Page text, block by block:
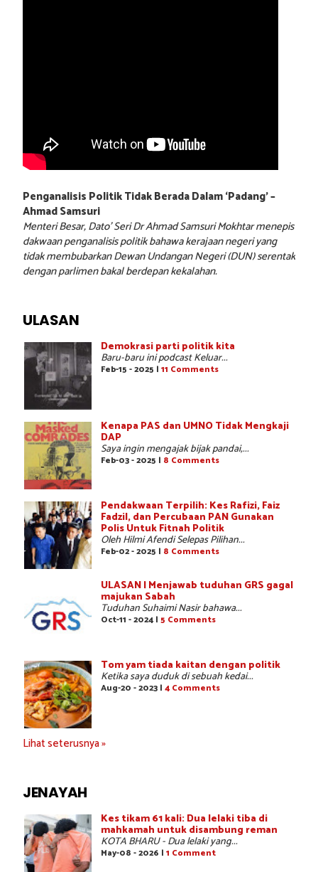
Penganalisis Politik Tidak Berada Dalam ‘Padang’ –
Ahmad Samsuri
Menteri Besar, Dato’ Seri Dr Ahmad Samsuri Mokhtar menepis
dakwaan penganalisis politik bahawa kerajaan negeri yang
tidak membubarkan Dewan Undangan Negeri (DUN) serentak
dengan parlimen bakal berdepan kekalahan.
ULASAN
Demokrasi parti politik kita
Baru-baru ini podcast Keluar...
Feb-15 - 2025 | 11 Comments
Kenapa PAS dan UMNO Tidak Mengkaji
DAP
Saya ingin mengajak bijak pandai,...
Feb-03 - 2025 | 8 Comments
Pendakwaan Terpilih: Kes Rafizi, Faiz
Fadzil, dan Percubaan PAN Gunakan
Polis Untuk Fitnah Politik
Oleh Hilmi Afendi Selepas Pilihan...
Feb-02 - 2025 | 8 Comments
ULASAN | Menjawab tuduhan GRS gagal
majukan Sabah
Tuduhan Suhaimi Nasir bahawa...
Oct-11 - 2024 | 5 Comments
Tom yam tiada kaitan dengan politik
Ketika saya duduk di sebuah kedai...
Aug-20 - 2023 | 4 Comments
Lihat seterusnya »
JENAYAH
Kes tikam 61 kali: Dua lelaki tiba di
mahkamah untuk disambung reman
KOTA BHARU - Dua lelaki yang...
May-08 - 2026 | 1 Comment